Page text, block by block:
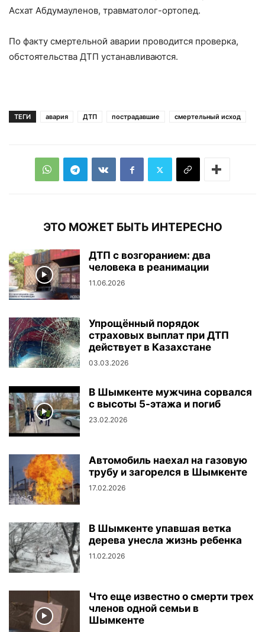
Асхат Абдумауленов, травматолог-ортопед.
По факту смертельной аварии проводится проверка,
обстоятельства ДТП устанавливаются.
ТЕГИ авария ДТП пострадавшие смертельный исход
ЭТО МОЖЕТ БЫТЬ ИНТЕРЕСНО
ДТП с возгоранием: два
человека в реанимации
11.06.2026
Упрощённый порядок
страховых выплат при ДТП
действует в Казахстане
03.03.2026
В Шымкенте мужчина сорвался
с высоты 5-этажа и погиб
23.02.2026
Автомобиль наехал на газовую
трубу и загорелся в Шымкенте
17.02.2026
В Шымкенте упавшая ветка
дерева унесла жизнь ребенка
11.02.2026
Что еще известно о смерти трех
членов одной семьи в
Шымкенте